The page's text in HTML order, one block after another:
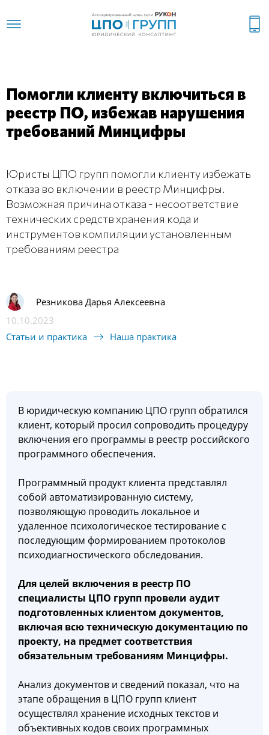
Помогли клиенту включиться в
реестр ПО, избежав нарушения
требований Минцифры
Юристы ЦПО групп помогли клиенту избежать
отказа во включении в реестр Минцифры.
Возможная причина отказа - несоответствие
технических средств хранения кода и
инструментов компиляции установленным
требованиям реестра
Резникова Дарья Алексеевна
10.10.2023
Статьи и практика
Наша практика
В юридическую компанию ЦПО групп обратился
клиент, который просил сопроводить процедуру
включения его программы в реестр российского
программного обеспечения.
Программный продукт клиента представлял
собой автоматизированную систему,
позволяющую проводить локальное и
удаленное психологическое тестирование с
последующим формированием протоколов
психодиагностического обследования.
Для целей включения в реестр ПО
специалисты ЦПО групп провели аудит
подготовленных клиентом документов,
включая всю техническую документацию по
проекту, на предмет соответствия
обязательным требованиям Минцифры.
Анализ документов и сведений показал, что на
этапе обращения в ЦПО групп клиент
осуществлял хранение исходных текстов и
объективных кодов своих программных